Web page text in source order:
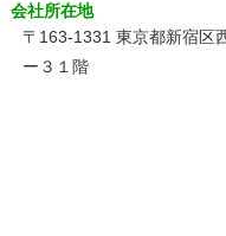
会社所在地
〒163-1331 東京都新宿区
ー３１階